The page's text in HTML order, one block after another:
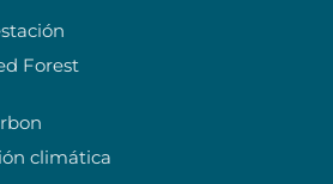
Forest
climática